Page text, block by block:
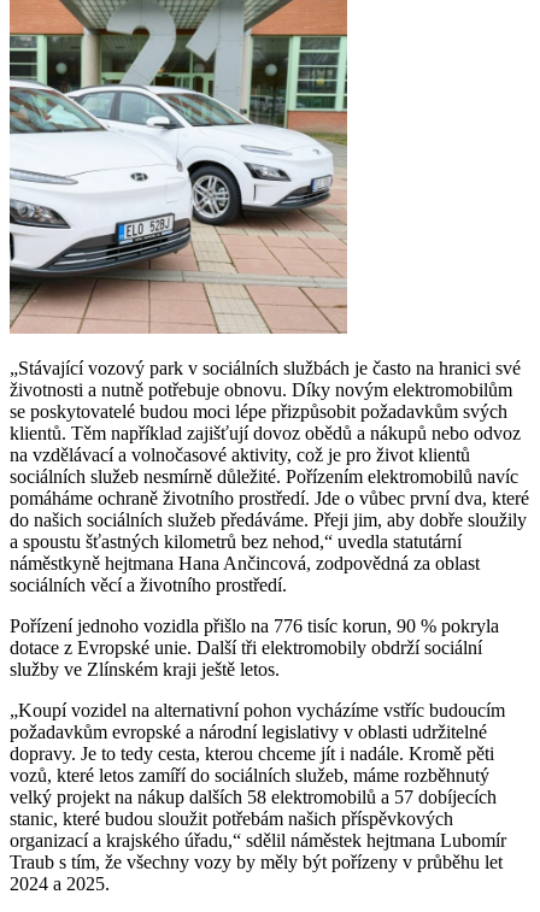
„Stávající vozový park v sociálních službách je často na hranici své
životnosti a nutně potřebuje obnovu. Díky novým elektromobilům
se poskytovatelé budou moci lépe přizpůsobit požadavkům svých
klientů. Těm například zajišťují dovoz obědů a nákupů nebo odvoz
na vzdělávací a volnočasové aktivity, což je pro život klientů
sociálních služeb nesmírně důležité. Pořízením elektromobilů navíc
pomáháme ochraně životního prostředí. Jde o vůbec první dva, které
do našich sociálních služeb předáváme. Přeji jim, aby dobře sloužily
a spoustu šťastných kilometrů bez nehod,“ uvedla statutární
náměstkyně hejtmana Hana Ančincová, zodpovědná za oblast
sociálních věcí a životního prostředí.
Pořízení jednoho vozidla přišlo na 776 tisíc korun, 90 % pokryla
dotace z Evropské unie. Další tři elektromobily obdrží sociální
služby ve Zlínském kraji ještě letos.
„Koupí vozidel na alternativní pohon vycházíme vstříc budoucím
požadavkům evropské a národní legislativy v oblasti udržitelné
dopravy. Je to tedy cesta, kterou chceme jít i nadále. Kromě pěti
vozů, které letos zamíří do sociálních služeb, máme rozběhnutý
velký projekt na nákup dalších 58 elektromobilů a 57 dobíjecích
stanic, které budou sloužit potřebám našich příspěvkových
organizací a krajského úřadu,“ sdělil náměstek hejtmana Lubomír
Traub s tím, že všechny vozy by měly být pořízeny v průběhu let
2024 a 2025.